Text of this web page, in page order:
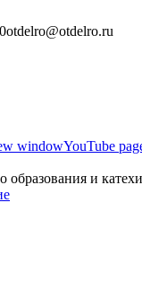
otdelro@otdelro.ru
windowYouTube
и